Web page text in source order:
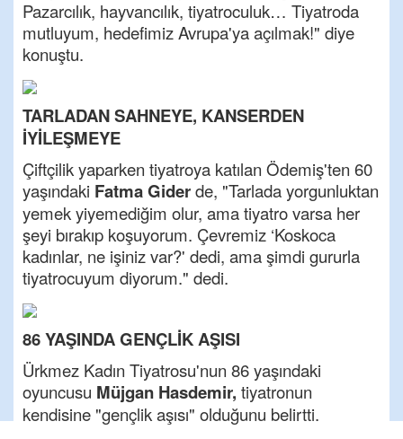
Pazarcılık, hayvancılık, tiyatroculuk… Tiyatroda
mutluyum, hedefimiz Avrupa'ya açılmak!" diye
konuştu.
TARLADAN SAHNEYE, KANSERDEN
İYİLEŞMEYE
Çiftçilik yaparken tiyatroya katılan Ödemiş'ten 60
yaşındaki Fatma Giderde, "Tarlada yorgunluktan
yemek yiyemediğim olur, ama tiyatro varsa her
şeyi bırakıp koşuyorum. Çevremiz ‘Koskoca
kadınlar, ne işiniz var?' dedi, ama şimdi gururla
tiyatrocuyum diyorum." dedi.
86 YAŞINDA GENÇLİK AŞISI
Ürkmez Kadın Tiyatrosu'nun 86 yaşındaki
oyuncusu Müjgan Hasdemir, tiyatronun
kendisine "gençlik aşısı" olduğunu belirtti.